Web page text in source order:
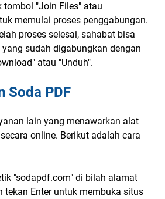
tombol "Join Files" atau
memulai proses penggabungan.
proses selesai, sahabat bisa
sudah digabungkan dengan
atau "Unduh".
Soda PDF
lain yang menawarkan alat
online. Berikut adalah cara
"sodapdf.com" di bilah alamat
tekan Enter untuk membuka situs